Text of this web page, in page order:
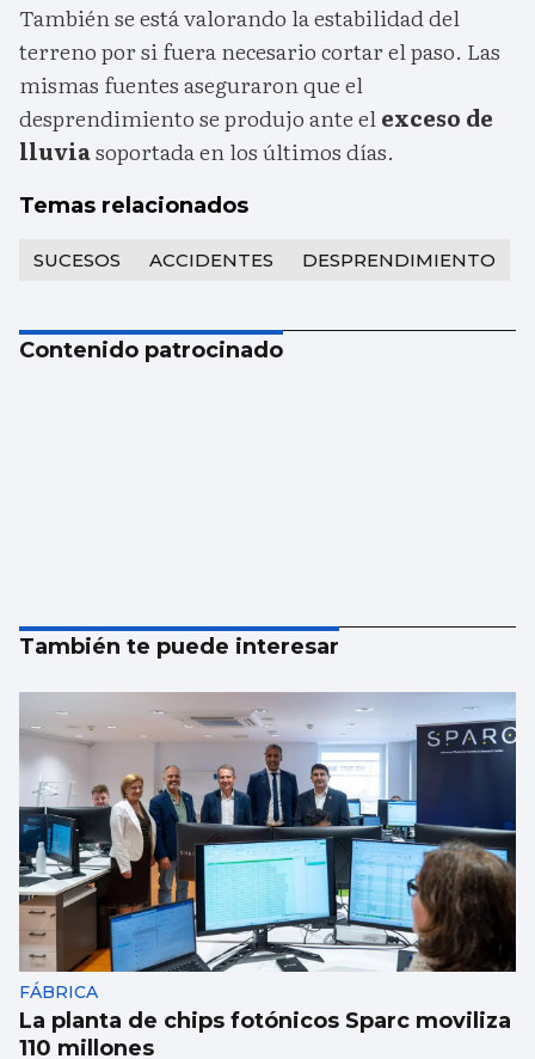
También se está valorando la estabilidad del
terreno por si fuera necesario cortar el paso. Las
mismas fuentes aseguraron que el
desprendimiento se produjo ante elexceso de
lluviasoportada en los últimos días.
Temas relacionados
SUCESOS ACCIDENTES DESPRENDIMIENTO
Contenido patrocinado
También te puede interesar
FÁBRICA
La planta de chips fotónicos Sparc moviliza
110 millones